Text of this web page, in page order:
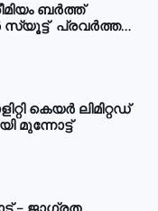
ബർത്ത്
പ്രവർത്തനം
കെയർ ലിമിറ്റഡ്
മുന്നോട്ട്